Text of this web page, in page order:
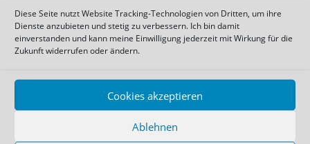
Diese Seite nutzt Website Tracking-Technologien von Dritten, um ihre
Dienste anzubieten und stetig zu verbessern. Ich bin damit
einverstanden und kann meine Einwilligung jederzeit mit Wirkung für die
Zukunft widerrufen oder ändern.
Cookies akzeptieren
Ablehnen